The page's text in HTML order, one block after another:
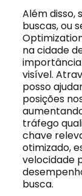
Além disso,
buscas, ou
na cidade
visível.
posso
posições
tráfego
chave
otimizado,
velocidade
busca.